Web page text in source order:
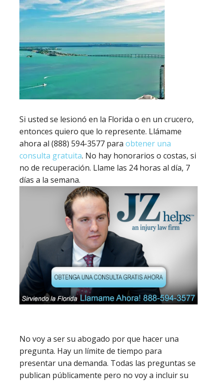
Si usted se lesionó en la Florida o en un crucero,
entonces quiero que lo represente. Llámame
ahora al (888) 594-3577 para obtener una
consulta gratuita. No hay honorarios o costas, si
no de recuperación. Llame las 24 horas al día, 7
días a la semana.
No voy a ser su abogado por que hacer una
pregunta. Hay un límite de tiempo para
presentar una demanda. Todas las preguntas se
publican públicamente pero no voy a incluir su